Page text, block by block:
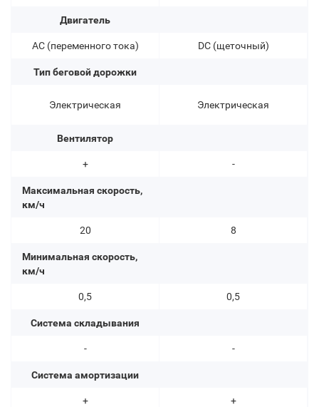
Двигатель
AC (переменного тока)
Тип беговой дорожки
Электрическая
Вентилятор
+
Максимальная скорость,
км/ч
20
Минимальная скорость,
км/ч
0,5
Система складывания
-
Система амортизации
+
DC (щеточный)
Электрическая
-
8
0,5
-
+